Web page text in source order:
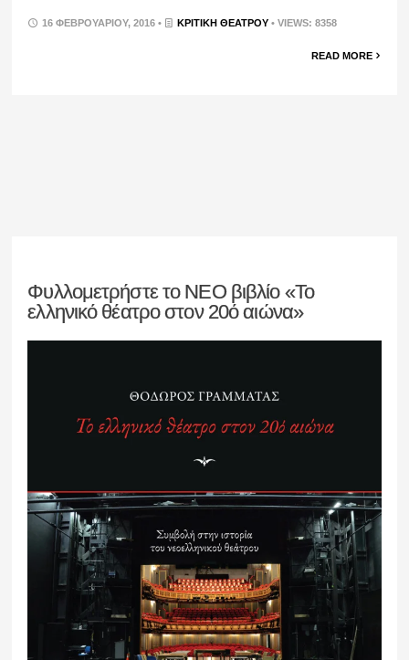
16 ΦΕΒΡΟΥΑΡΊΟΥ, 2016 • ΚΡΙΤΙΚΉ ΘΕΆΤΡΟΥ • VIEWS: 8358
READ MORE
Φυλλομετρήστε το ΝΕΟ βιβλίο «Το
ελληνικό θέατρο στον 20ό αιώνα»